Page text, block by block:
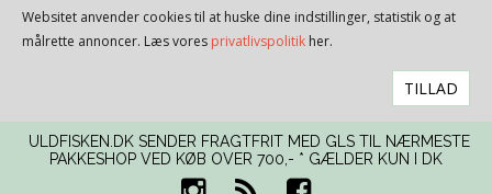
Websitet anvender cookies til at huske dine indstillinger, statistik og at
målrette annoncer. Læs vores privatlivspolitik her.
TILLAD
ULDFISKEN.DK SENDER FRAGTFRIT MED GLS TIL NÆRMESTE
PAKKESHOP VED KØB OVER 700,- * GÆLDER KUN I DK